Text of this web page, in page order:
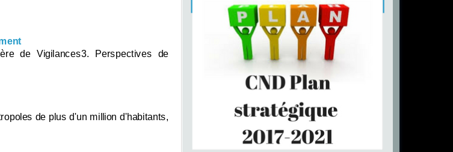
de Vigilances3. Perspectives de
de plus d'un million d'habitants,